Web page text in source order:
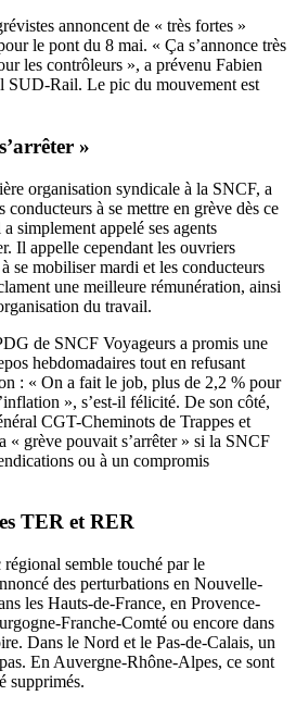
annoncent de « très fortes »
le pont du 8 mai. « Ça s’annonce très
les contrôleurs », a prévenu Fabien
SUD-Rail. Le pic du mouvement est
»
organisation syndicale à la SNCF, a
conducteurs à se mettre en grève dès ce
simplement appelé ses agents
Il appelle cependant les ouvriers
se mobiliser mardi et les conducteurs
une meilleure rémunération, ainsi
du travail.
de SNCF Voyageurs a promis une
hebdomadaires tout en refusant
: « On a fait le job, plus de 2,2 % pour
», s’est-il félicité. De son côté,
CGT-Cheminots de Trappes et
« grève pouvait s’arrêter » si la SNCF
ou à un compromis
TER et RER
semble touché par le
des perturbations en Nouvelle-
les Hauts-de-France, en Provence-
Franche-Comté ou encore dans
Dans le Nord et le Pas-de-Calais, un
En Auvergne-Rhône-Alpes, ce sont
supprimés.